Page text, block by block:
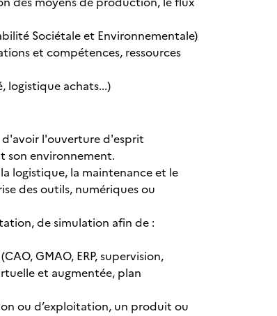
Sociétale et Environnementale)
et compétences, ressources
logistique achats...)
d'avoir l'ouverture d'esprit
son environnement.
logistique, la maintenance et le
des outils, numériques ou
de simulation afin de :
GMAO, ERP, supervision,
et augmentée, plan
ou d’exploitation, un produit ou